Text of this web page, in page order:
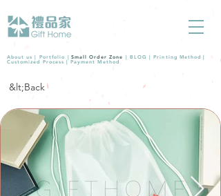
About us | Portfolio | Small Order Zone | BLOG |Printing Method |
Customized Process |Payment Method
&lt;Back